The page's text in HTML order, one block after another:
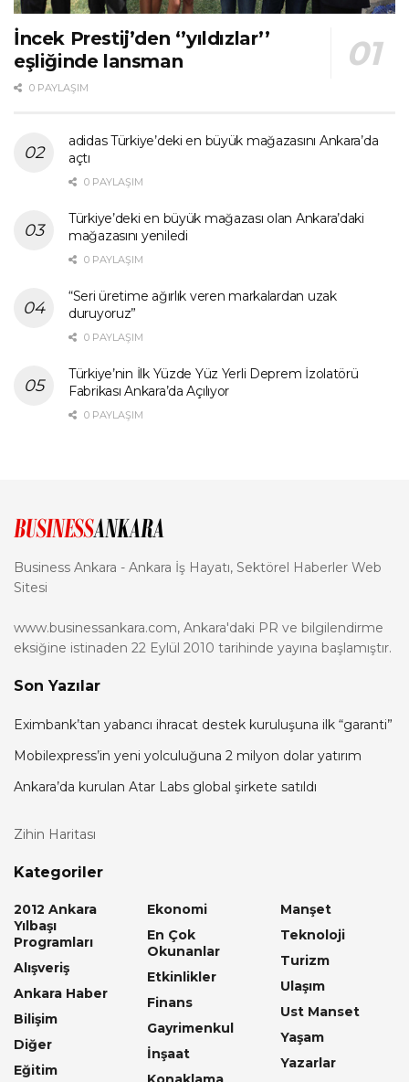
İncek Prestij’den ‘’yıldızlar’’
eşliğinde lansman
0 PAYLAŞIM
adidas Türkiye’deki en büyük mağazasını Ankara’da
açtı
0 PAYLAŞIM
Türkiye’deki en büyük mağazası olan Ankara’daki
mağazasını yeniledi
0 PAYLAŞIM
“Seri üretime ağırlık veren markalardan uzak
duruyoruz”
0 PAYLAŞIM
Türkiye’nin İlk Yüzde Yüz Yerli Deprem İzolatörü
Fabrikası Ankara’da Açılıyor
0 PAYLAŞIM
Business Ankara - Ankara İş Hayatı, Sektörel Haberler Web
Sitesi
www.businessankara.com, Ankara'daki PR ve bilgilendirme
eksiğine istinaden 22 Eylül 2010 tarihinde yayına başlamıştır.
Son Yazılar
Eximbank’tan yabancı ihracat destek kuruluşuna ilk “garanti”
Mobilexpress’in yeni yolculuğuna 2 milyon dolar yatırım
Ankara’da kurulan Atar Labs global şirkete satıldı
Zihin Haritası
Kategoriler
2012 Ankara
Yılbaşı
Programları
Alışveriş
Ankara Haber
Bilişim
Diğer
Eğitim
Ekonomi
En Çok
Okunanlar
Etkinlikler
Finans
Gayrimenkul
İnşaat
Manşet
Teknoloji
Turizm
Ulaşım
Ust Manset
Yaşam
Yazarlar